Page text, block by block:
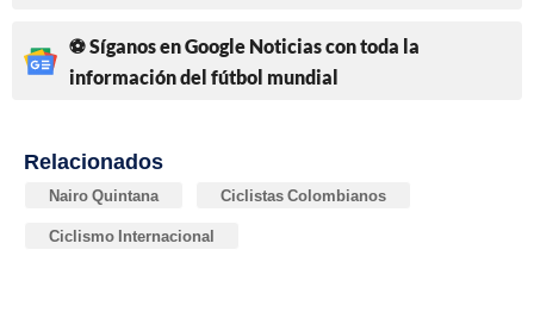
⚽ Síganos en Google Noticias con toda la
información del fútbol mundial
Relacionados
Nairo Quintana Ciclistas Colombianos
Ciclismo Internacional